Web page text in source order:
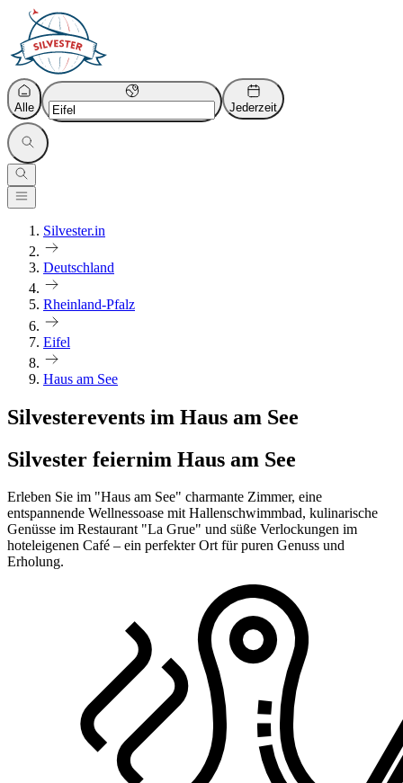
Alle Jederzeit
Silvester.in
Deutschland
Rheinland-Pfalz
Eifel
Haus am See
Silvesterevents im Haus am See
Silvester feiernim Haus am See
Erleben Sie im "Haus am See" charmante Zimmer, eine
entspannende Wellnessoase mit Hallenschwimmbad, kulinarische
Genüsse im Restaurant "La Grue" und süße Verlockungen im
hoteleigenen Café – ein perfekter Ort für puren Genuss und
Erholung.